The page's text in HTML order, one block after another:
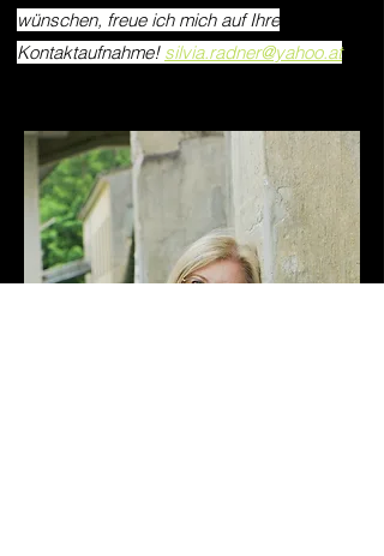
wünschen, freue ich mich auf Ihre
Kontaktaufnahme! silvia.radner@yahoo.at